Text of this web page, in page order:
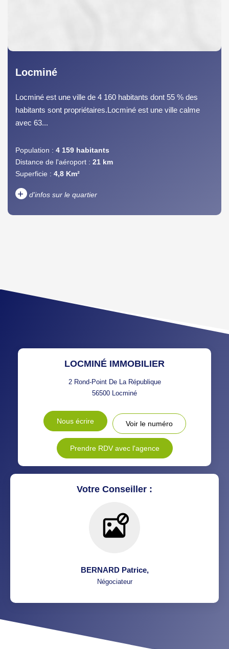
Locminé
Locminé est une ville de 4 160 habitants dont 55 % des
habitants sont propriétaires.Locminé est une ville calme
avec 63...
Population : 4 159 habitants
Distance de l'aéroport : 21 km
Superficie : 4,8 Km²
+ d'infos sur le quartier
TAUX DE PROPRIÉTAIRES
PART DES MÉNAGES SANS
DISTANCE DE L'AÉROPORT :
LOCMINÉ IMMOBILIER
2 Rond-Point De La République
56500 Locminé
Nous écrire Voir le numéro
Prendre RDV avec l'agence
Votre Conseiller :
BERNARD Patrice,
Négociateur